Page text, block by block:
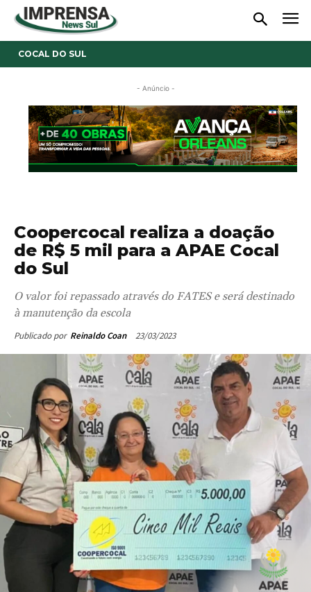
COCAL DO SUL
- Anúncio -
Coopercocal realiza a doação
de R$ 5 mil para a APAE Cocal
do Sul
O valor foi repassado através do FATES e será destinado
à manutenção da escola
Publicado por Reinaldo Coan 23/03/2023